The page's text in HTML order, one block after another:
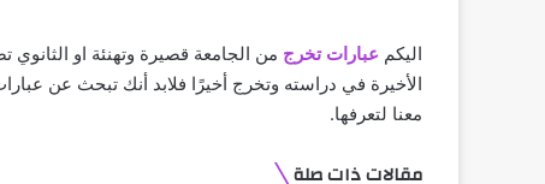
اليكم عبارات تخرج من الجامعة قصيرة وتهنئة او
الأخيرة في دراسته وتخرج أخيرًا فلابد أنك تبحث عن
معنا لتعرفها.
مقالات ذات صلة